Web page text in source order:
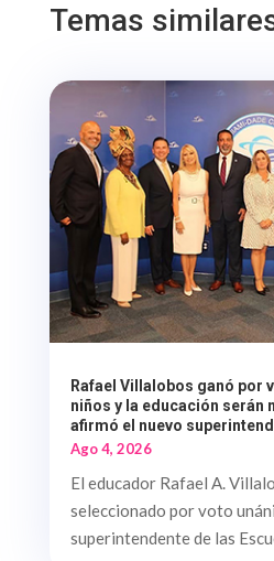
Temas
Rafael Villalobos ganó por
niños y la educación serán
afirmó el nuevo
Ago 4, 2026
El educador Rafael A.
seleccionado por voto
superintendente de las